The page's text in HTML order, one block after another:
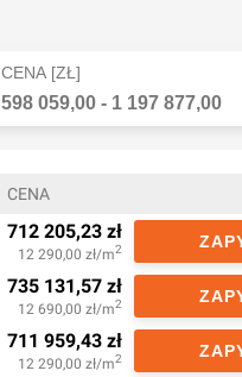
CENA [ZŁ]
598 059,00- 1 197 877,00
CENA
712 205,23 zł
12 290,00 zł/m2
735 131,57 zł
12 690,00 zł/m2
711 959,43 zł
12 290,00 zł/m2